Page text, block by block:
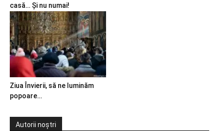
casă… Și nu numai!
Ziua Învierii, să ne luminăm
popoare…
Autorii noștri